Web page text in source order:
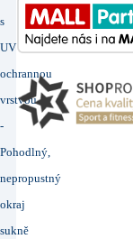
s
UV
ochrannou
vrstvou
-
Pohodlný,
nepropustný
okraj
sukně